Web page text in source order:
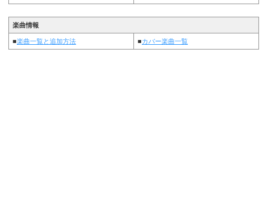
楽曲情報
■楽曲一覧と追加方法 ■カバー楽曲一覧